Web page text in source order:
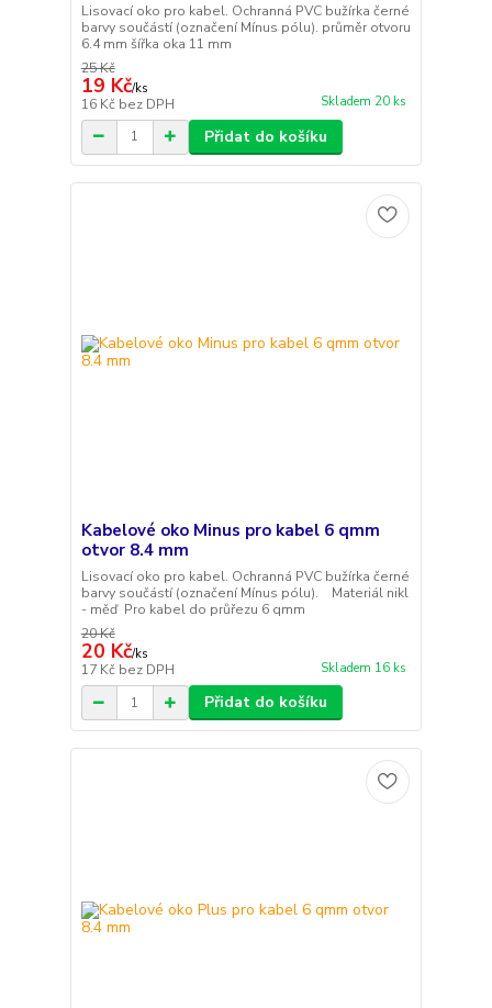
Lisovací oko pro kabel. Ochranná PVC bužírka černé
barvy součástí (označení Mínus pólu). průměr otvoru
6.4 mm šířka oka 11 mm
25 Kč
19 Kč/ks
16 Kč bez DPH Skladem 20 ks
Přidat do košíku
Kabelové oko Minus pro kabel 6 qmm
otvor 8.4 mm
Lisovací oko pro kabel. Ochranná PVC bužírka černé
barvy součástí (označení Mínus pólu). Materiál nikl
- měď Pro kabel do průřezu 6 qmm
20 Kč
20 Kč/ks
17 Kč bez DPH Skladem 16 ks
Přidat do košíku